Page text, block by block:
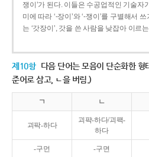
쟁이’가 된다. 이들은 수공업적인 기술자
미에 따라 ‘-장이’와 ‘-쟁이’를 구별해서
는 ‘갓장이’, 갓을 쓴 사람을 낮잡아 이르
제10항 다음 단어는 모음이 단순화한
준어로 삼고, ㄴ을 버림.)
ㄱ ㄴ
괴팍-하다
괴퍅-하다/괴팩-
하다
-구먼 -구면